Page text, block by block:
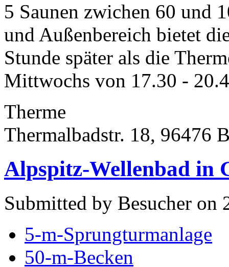
5 Saunen zwichen 60 und
und Außenbereich bietet
Stunde später als die
Mittwochs von 17.30 -
Therme
Thermalbadstr. 18, 96476
Alpspitz-Wellenbad in
Submitted by Besucher on
5-m-Sprungturmanlage
50-m-Becken